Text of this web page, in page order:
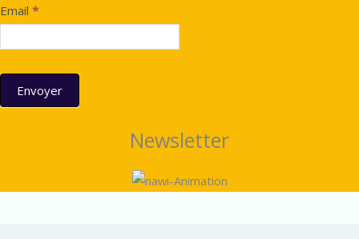
Newsletter
Email *
Envoyer
Newsletter